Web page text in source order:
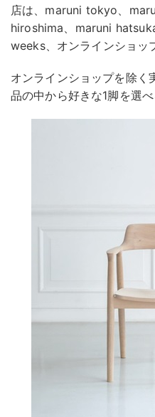
店は、maruni tokyo、
hiroshima、maruni
weeks、オンラインショッ
オンラインショップを除く
品の中から好きな1脚を選べ